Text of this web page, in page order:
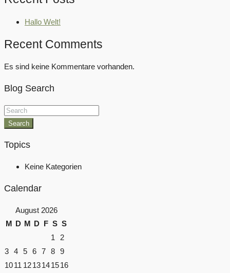
Hallo Welt!
Recent Comments
Es sind keine Kommentare vorhanden.
Blog Search
Search
Topics
Keine Kategorien
Calendar
August 2026
M
D M D F S S
1 2
3 4 5 6 7 8 9
1011 1213141516